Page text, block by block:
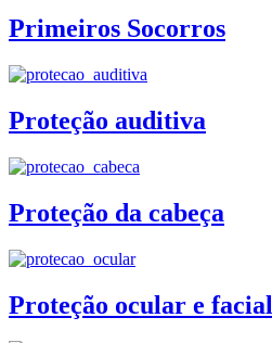
Primeiros Socorros
Proteção auditiva
Proteção da cabeça
Proteção ocular e facial